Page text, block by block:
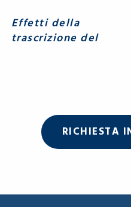
Effetti della
trascrizione del
RICHIESTA